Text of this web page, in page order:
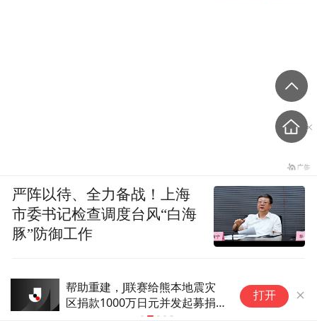
帮助重建，J联赛给熊本地震灾
区捐款1000万日元并发起募捐
打开
严阵以待、全力备战！上海
市委书记检查调度台风“白海
豚”防御工作